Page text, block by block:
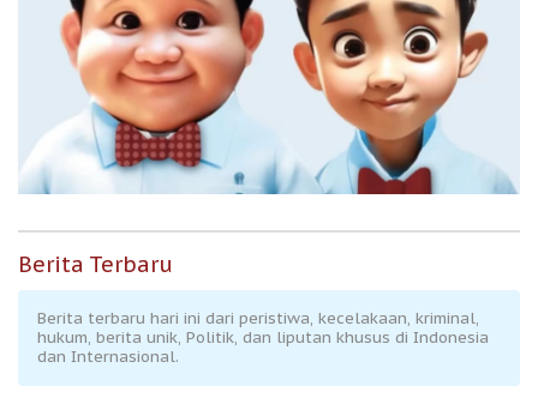
Berita Terbaru
Berita terbaru hari ini dari peristiwa, kecelakaan, kriminal,
hukum, berita unik, Politik, dan liputan khusus di Indonesia
dan Internasional.